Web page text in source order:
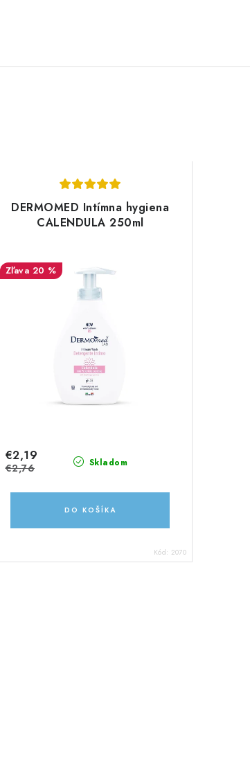
DERMOMED Intímna hygiena
CALENDULA 250ml
20 %
Skladom
€2,19
€2,76
DO KOŠÍKA
Kód: 2070